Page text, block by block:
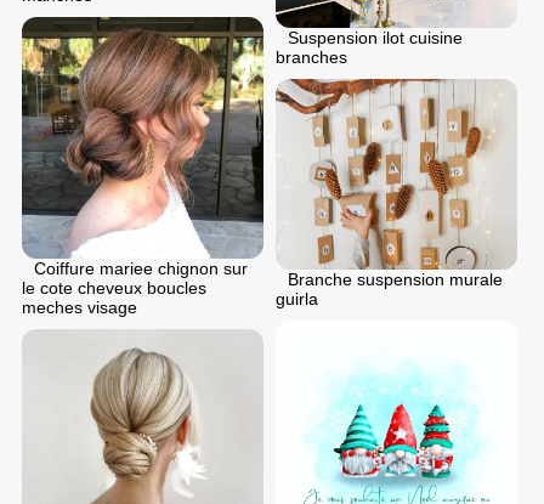
Suspension ilot cuisine
branches
Coiffure mariee chignon sur
le cote cheveux boucles
meches visage
Branche suspension murale
guirla